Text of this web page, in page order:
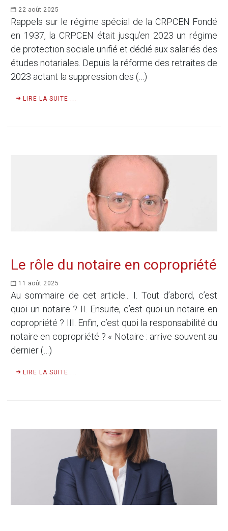
22 août 2025
Rappels sur le régime spécial de la CRPCEN Fondé
en 1937, la CRPCEN était jusqu’en 2023 un régime
de protection sociale unifié et dédié aux salariés des
études notariales. Depuis la réforme des retraites de
2023 actant la suppression des (…)
LIRE LA SUITE ...
Le rôle du notaire en copropriété
11 août 2025
Au sommaire de cet article... I. Tout d’abord, c’est
quoi un notaire ? II. Ensuite, c’est quoi un notaire en
copropriété ? III. Enfin, c’est quoi la responsabilité du
notaire en copropriété ? « Notaire : arrive souvent au
dernier (…)
LIRE LA SUITE ...